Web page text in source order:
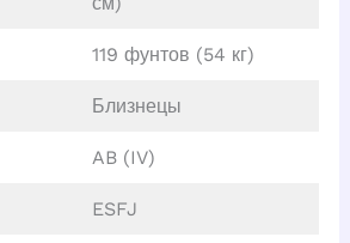
119 фунтов (54 кг)
Близнецы
AB (IV)
ESFJ